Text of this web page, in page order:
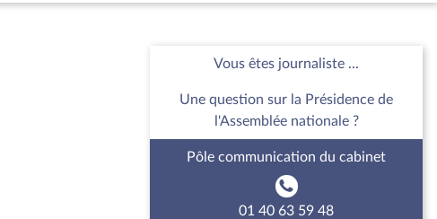
Vous êtes journaliste ...
Une question sur la Présidence de
l'Assemblée nationale ?
Pôle communication du cabinet
01 40 63 59 48